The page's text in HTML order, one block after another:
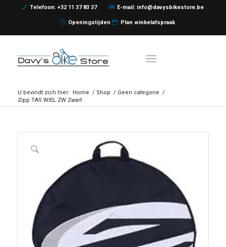
Telefoon: +32 11 37 83 37 E-mail: info@davysbikestore.be
Openingstijden Plan winkelafspraak
U bevindt zich hier: Home / Shop / Geen categorie /
Zipp TAS WIEL ZW Zwart